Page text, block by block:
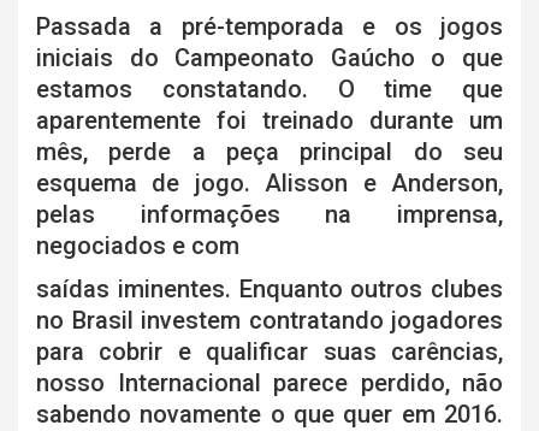
Passada a pré-temporada e os jogos
iniciais do Campeonato Gaúcho o que
estamos constatando. O time que
aparentemente foi treinado durante um
mês, perde a peça principal do seu
esquema de jogo. Alisson e Anderson,
pelas informações na imprensa,
negociados e com
saídas iminentes. Enquanto outros clubes
no Brasil investem contratando jogadores
para cobrir e qualificar suas carências,
nosso Internacional parece perdido, não
sabendo novamente o que quer em 2016.